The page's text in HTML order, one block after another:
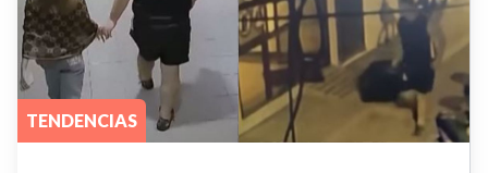
TENDENCIAS